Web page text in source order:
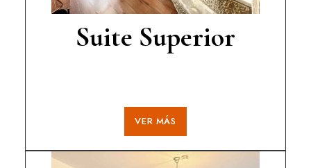
Suite Superior
VER MÁS